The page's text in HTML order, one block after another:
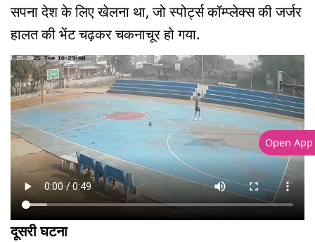
सपना देश के लिए खेलना था, जो स्पोर्ट्स कॉम्प्लेक्स की जर्जर
हालत की भेंट चढ़कर चकनाचूर हो गया.
दूसरी घटना
Open App